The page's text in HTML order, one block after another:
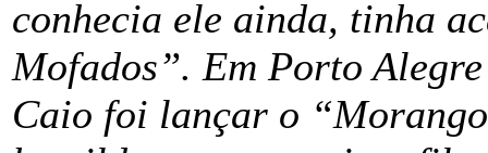
conhecia ele ainda, tinha
Mofados”. Em Porto
Caio foi lançar o